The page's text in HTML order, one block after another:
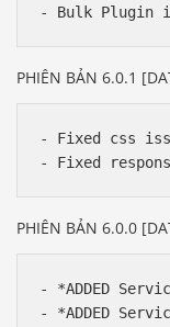
PHIÊN BẢN 6.0.1
- Fixed css
PHIÊN BẢN 6.0.0
- *ADDED
- *ADDED